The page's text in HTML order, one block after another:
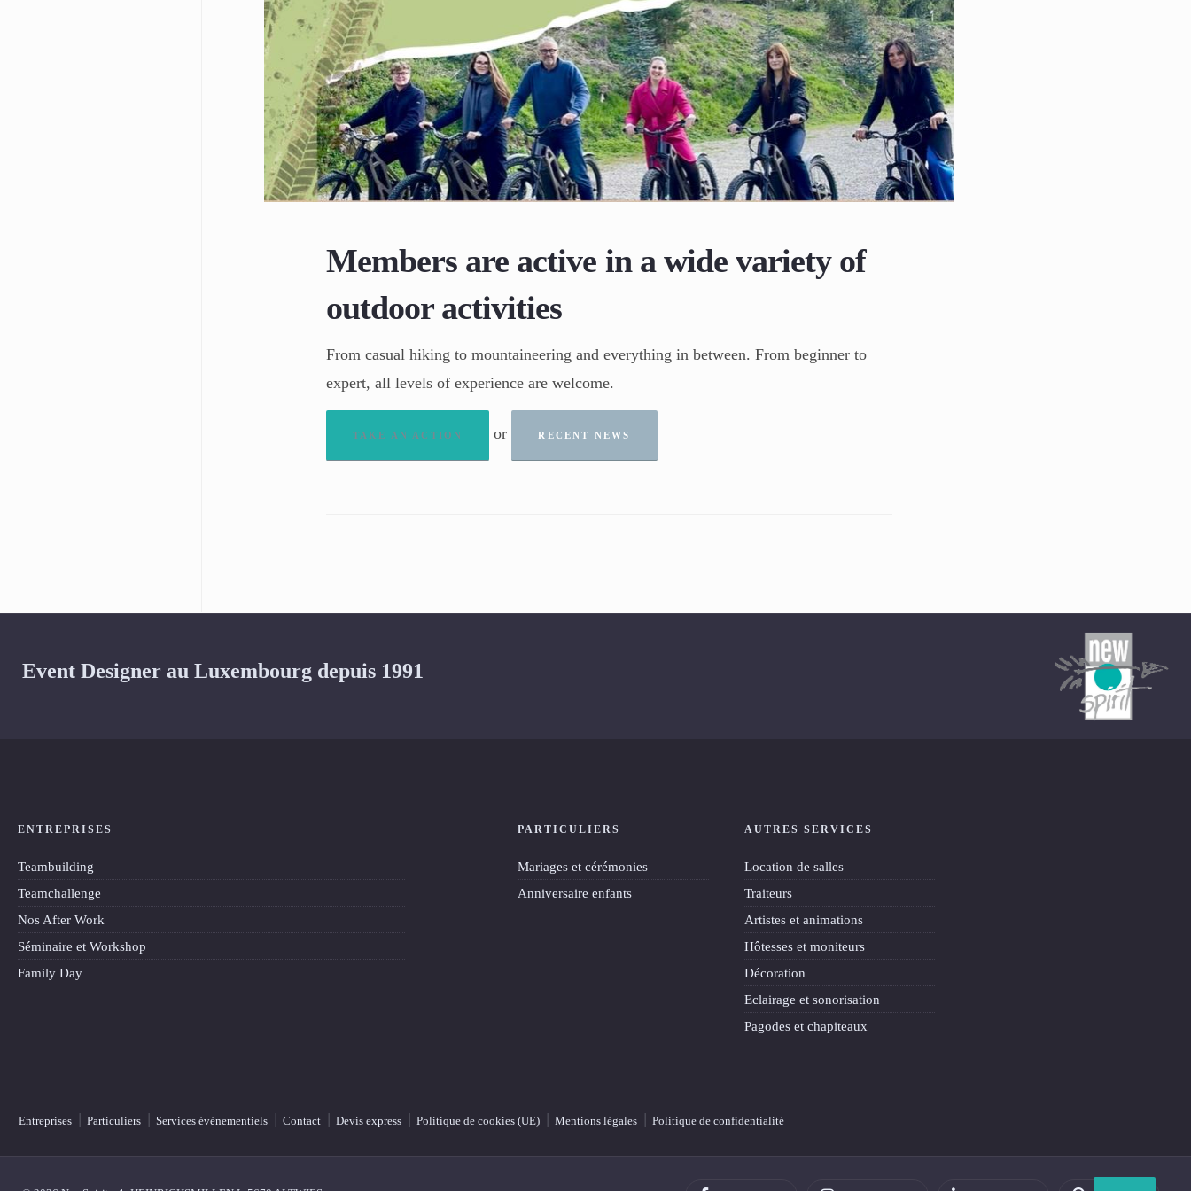
Members are active in a wide variety of
outdoor activities
From casual hiking to mountaineering and everything in between. From beginner to
expert, all levels of experience are welcome.
TAKE AN ACTION or RECENT NEWS
Event Designer au Luxembourg depuis 1991
ENTREPRISES
Teambuilding
Teamchallenge
Nos After Work
Séminaire et Workshop
Family Day
PARTICULIERS
Mariages et cérémonies
Anniversaire enfants
AUTRES SERVICES
Location de salles
Traiteurs
Artistes et animations
Hôtesses et moniteurs
Décoration
Eclairage et sonorisation
Pagodes et chapiteaux
Entreprises Particuliers Services événementiels Contact Devis express Politique de cookies (UE) Mentions légales Politique de confidentialité